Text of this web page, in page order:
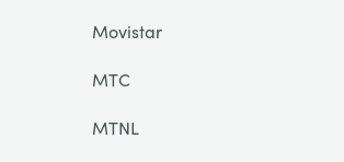
Movistar
MTC
MTNL